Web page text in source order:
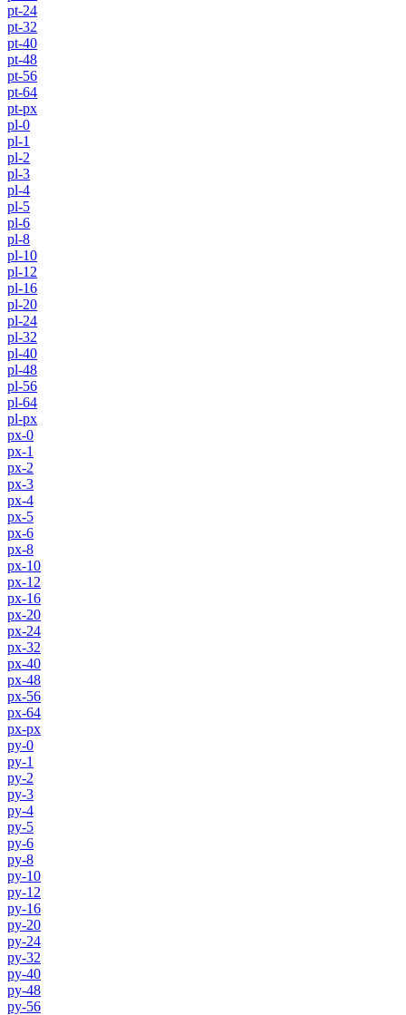
pt-24
pt-32
pt-40
pt-48
pt-56
pt-64
pt-px
pl-0
pl-1
pl-2
pl-3
pl-4
pl-5
pl-6
pl-8
pl-10
pl-12
pl-16
pl-20
pl-24
pl-32
pl-40
pl-48
pl-56
pl-64
pl-px
px-0
px-1
px-2
px-3
px-4
px-5
px-6
px-8
px-10
px-12
px-16
px-20
px-24
px-32
px-40
px-48
px-56
px-64
px-px
py-0
py-1
py-2
py-3
py-4
py-5
py-6
py-8
py-10
py-12
py-16
py-20
py-24
py-32
py-40
py-48
py-56